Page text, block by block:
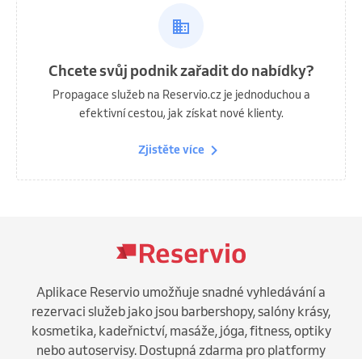
Chcete svůj podnik zařadit do nabídky?
Propagace služeb na Reservio.cz je jednoduchou a
efektivní cestou, jak získat nové klienty.
Zjistěte více
Aplikace Reservio umožňuje snadné vyhledávání a
rezervaci služeb jako jsou barbershopy, salóny krásy,
kosmetika, kadeřnictví, masáže, jóga, fitness, optiky
nebo autoservisy. Dostupná zdarma pro platformy